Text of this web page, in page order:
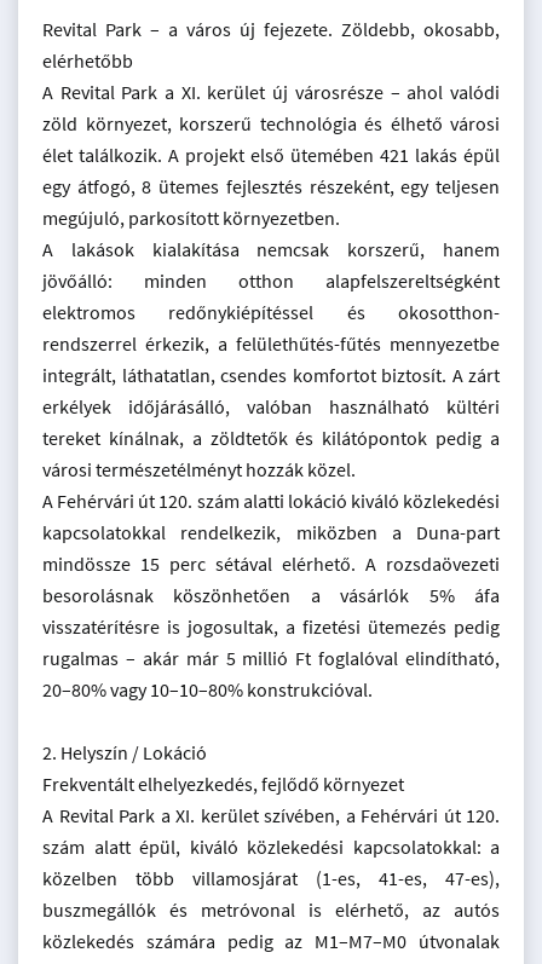
Revital Park – a város új fejezete. Zöldebb, okosabb,
elérhetőbb
A Revital Park a XI. kerület új városrésze – ahol valódi
zöld környezet, korszerű technológia és élhető városi
élet találkozik. A projekt első ütemében 421 lakás épül
egy átfogó, 8 ütemes fejlesztés részeként, egy teljesen
megújuló, parkosított környezetben.
A lakások kialakítása nemcsak korszerű, hanem
jövőálló: minden otthon alapfelszereltségként
elektromos redőnykiépítéssel és okosotthon-
rendszerrel érkezik, a felülethűtés-fűtés mennyezetbe
integrált, láthatatlan, csendes komfortot biztosít. A zárt
erkélyek időjárásálló, valóban használható kültéri
tereket kínálnak, a zöldtetők és kilátópontok pedig a
városi természetélményt hozzák közel.
A Fehérvári út 120. szám alatti lokáció kiváló közlekedési
kapcsolatokkal rendelkezik, miközben a Duna-part
mindössze 15 perc sétával elérhető. A rozsdaövezeti
besorolásnak köszönhetően a vásárlók 5% áfa
visszatérítésre is jogosultak, a fizetési ütemezés pedig
rugalmas – akár már 5 millió Ft foglalóval elindítható,
20–80% vagy 10–10–80% konstrukcióval.
2. Helyszín / Lokáció
Frekventált elhelyezkedés, fejlődő környezet
A Revital Park a XI. kerület szívében, a Fehérvári út 120.
szám alatt épül, kiváló közlekedési kapcsolatokkal: a
közelben több villamosjárat (1-es, 41-es, 47-es),
buszmegállók és metróvonal is elérhető, az autós
közlekedés számára pedig az M1–M7–M0 útvonalak